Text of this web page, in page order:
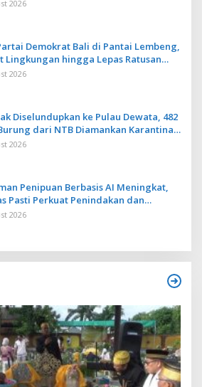
2026
Demokrat Bali di Pantai Lembeng,
Lingkungan hingga Lepas Ratusan
Nala
2026
Diselundupkan ke Pulau Dewata, 482
dari NTB Diamankan Karantina
2026
Penipuan Berbasis AI Meningkat,
Pasti Perkuat Penindakan dan
Aplikasi Anti Penipuan
2026